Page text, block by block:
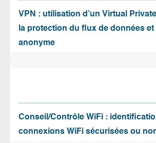
VPN : utilisation d’un Virtual
la protection du flux de données
anonyme
Conseil/Contrôle WiFi :
connexions WiFi sécurisées ou